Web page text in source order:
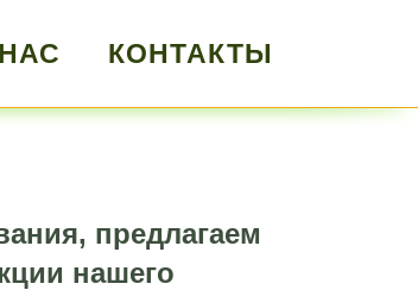
КОНТАКТЫ
предлагаем
нашего